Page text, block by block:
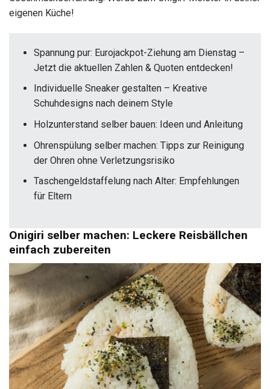
eigenen Küche!
Spannung pur: Eurojackpot-Ziehung am Dienstag –
Jetzt die aktuellen Zahlen & Quoten entdecken!
Individuelle Sneaker gestalten – Kreative
Schuhdesigns nach deinem Style
Holzunterstand selber bauen: Ideen und Anleitung
Ohrenspülung selber machen: Tipps zur Reinigung
der Ohren ohne Verletzungsrisiko
Taschengeldstaffelung nach Alter: Empfehlungen
für Eltern
Onigiri selber machen: Leckere Reisbällchen
einfach zubereiten